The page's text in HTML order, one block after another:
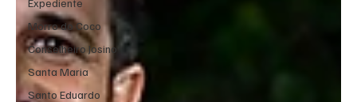
Morro do Coco
Conselheiro Josino
Santa Maria
Santo Eduardo